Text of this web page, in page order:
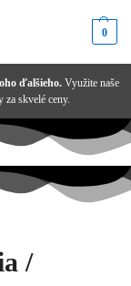
0
ďalšieho.
zadarmo
/